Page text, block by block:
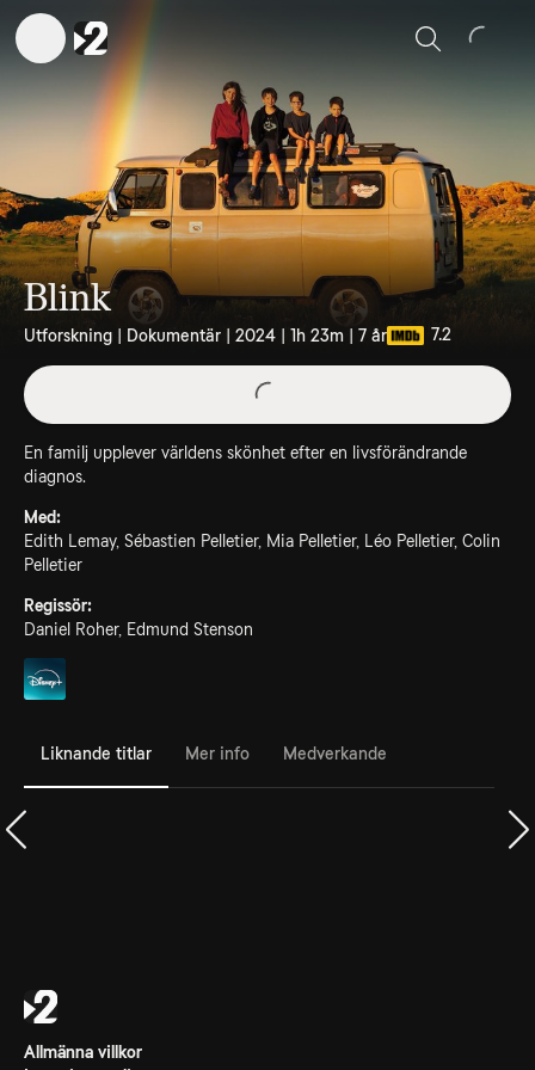
Sök
Blink
Utforskning | Dokumentär | 2024 | 1h 23m | 7 år 7.2
En familj upplever världens skönhet efter en livsförändrande
diagnos.
Med:
Edith Lemay, Sébastien Pelletier, Mia Pelletier, Léo Pelletier, Colin
Pelletier
Regissör:
Daniel Roher, Edmund Stenson
Liknande titlar Mer info Medverkande
Allmänna villkor